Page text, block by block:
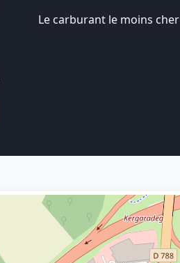
Le carburant le moins cher